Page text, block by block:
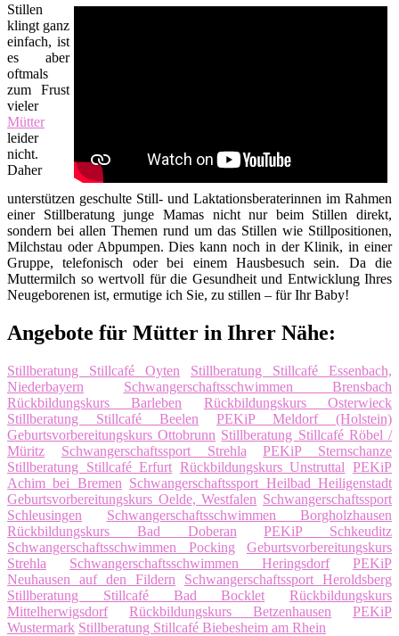
Stillen
klingt ganz
einfach, ist
es aber
oftmals
zum Frust
vieler
Mütter
leider
nicht.
Daher
unterstützen geschulte Still- und Laktationsberaterinnen im Rahmen
einer Stillberatung junge Mamas nicht nur beim Stillen direkt,
sondern bei allen Themen rund um das Stillen wie Stillpositionen,
Milchstau oder Abpumpen. Dies kann noch in der Klinik, in einer
Gruppe, telefonisch oder bei einem Hausbesuch sein. Da die
Muttermilch so wertvoll für die Gesundheit und Entwicklung Ihres
Neugeborenen ist, ermutige ich Sie, zu stillen – für Ihr Baby!
Angebote für Mütter in Ihrer Nähe:
Stillberatung Stillcafé Oyten
Stillberatung Stillcafé Essenbach,
Niederbayern
Schwangerschaftsschwimmen Brensbach
Rückbildungskurs Barleben
Rückbildungskurs Osterwieck
Stillberatung Stillcafé Beelen
PEKiP Meldorf (Holstein)
Geburtsvorbereitungskurs Ottobrunn Stillberatung Stillcafé Röbel /
Müritz
Schwangerschaftssport Strehla
PEKiP Sternschanze
Stillberatung Stillcafé Erfurt Rückbildungskurs Unstruttal PEKiP
Achim bei Bremen Schwangerschaftssport Heilbad Heiligenstadt
Geburtsvorbereitungskurs Oelde, Westfalen Schwangerschaftssport
Schleusingen
Schwangerschaftsschwimmen Borgholzhausen
Rückbildungskurs Bad Doberan
PEKiP Schkeuditz
Schwangerschaftsschwimmen Pocking
Geburtsvorbereitungskurs
Strehla
Schwangerschaftsschwimmen Heringsdorf
PEKiP
Neuhausen auf den Fildern
Schwangerschaftssport Heroldsberg
Stillberatung Stillcafé Bad Bocklet
Rückbildungskurs
Mittelherwigsdorf
Rückbildungskurs Betzenhausen
PEKiP
Wustermark Stillberatung Stillcafé Biebesheim am Rhein